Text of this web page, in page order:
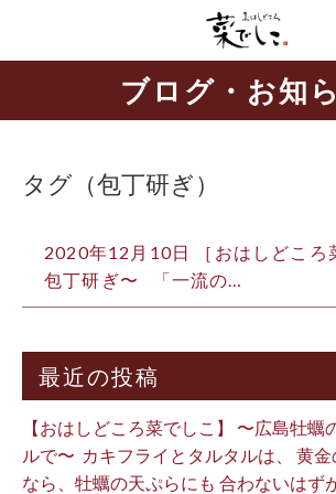
ブログ・お知
タグ（包丁研ぎ）
2020年12月10日 ［おはしどころ
包丁研ぎ〜 「一流の…
最近の投稿
【おはしどころ菜でしこ】 〜広島牡蠣
ルで〜 ⁡ カキフライとタルタルは、 黄金
なら、牡蠣の天ぷらにも 合わないはず